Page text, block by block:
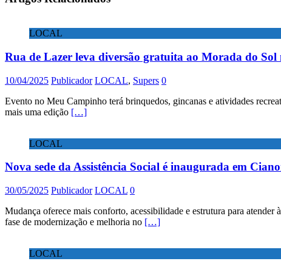
LOCAL
Rua de Lazer leva diversão gratuita ao Morada do Sol
10/04/2025 Publicador LOCAL, Supers 0
Evento no Meu Campinho terá brinquedos, gincanas e atividades
mais uma edição […]
LOCAL
Nova sede da Assistência Social é inaugurada em
30/05/2025 Publicador LOCAL 0
Mudança oferece mais conforto, acessibilidade e estrutura para
fase de modernização e melhoria no […]
LOCAL